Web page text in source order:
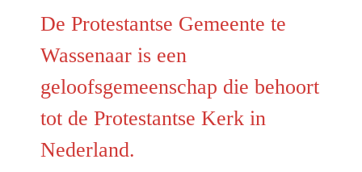
De Protestantse Gemeente te
Wassenaar is een
geloofsgemeenschap die behoort
tot de Protestantse Kerk in
Nederland.